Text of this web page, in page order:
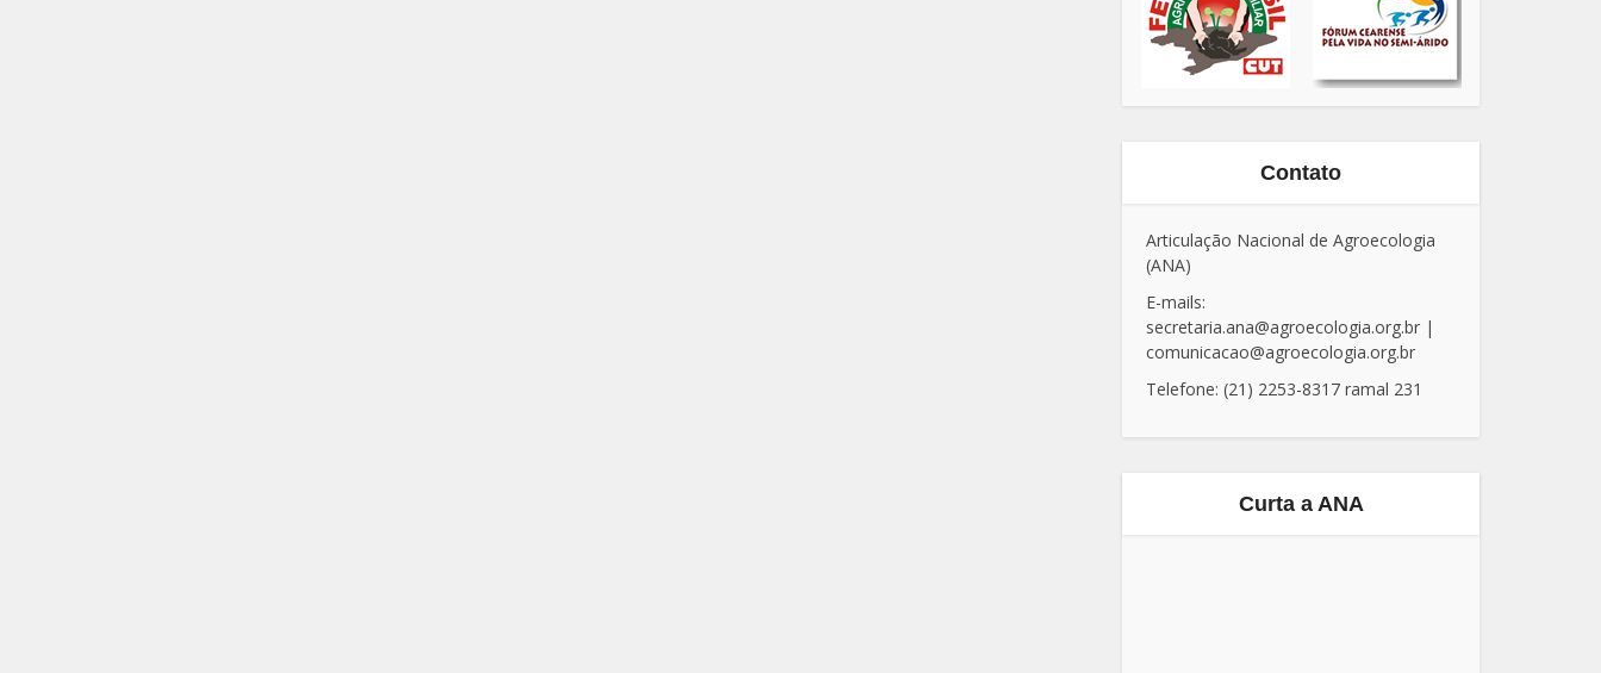
Articulação Nacional de Agroecologia
(ANA)
E-mails:
secretaria.ana@agroecologia.org.br |
comunicacao@agroecologia.org.br
Telefone: (21) 2253-8317 ramal 231